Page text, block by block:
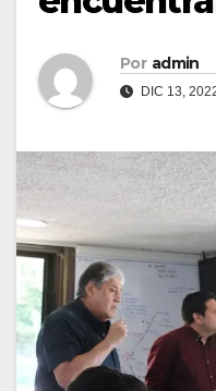
Por admin
DIC 13,